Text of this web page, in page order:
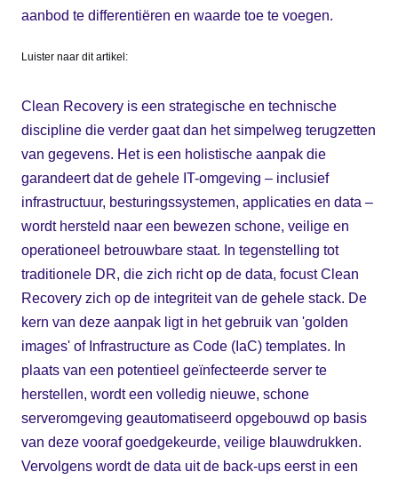
aanbod te differentiëren en waarde toe te voegen.
Luister naar dit artikel:
Clean Recovery is een strategische en technische
discipline die verder gaat dan het simpelweg terugzetten
van gegevens. Het is een holistische aanpak die
garandeert dat de gehele IT-omgeving – inclusief
infrastructuur, besturingssystemen, applicaties en data –
wordt hersteld naar een bewezen schone, veilige en
operationeel betrouwbare staat. In tegenstelling tot
traditionele DR, die zich richt op de data, focust Clean
Recovery zich op de integriteit van de gehele stack. De
kern van deze aanpak ligt in het gebruik van 'golden
images' of Infrastructure as Code (IaC) templates. In
plaats van een potentieel geïnfecteerde server te
herstellen, wordt een volledig nieuwe, schone
serveromgeving geautomatiseerd opgebouwd op basis
van deze vooraf goedgekeurde, veilige blauwdrukken.
Vervolgens wordt de data uit de back-ups eerst in een